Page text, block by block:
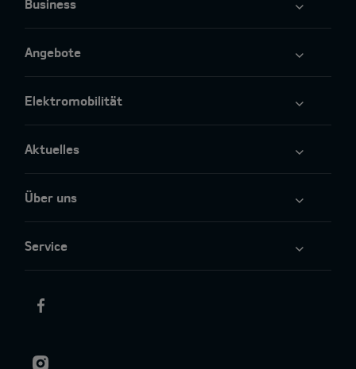
Business
Angebote
Elektromobilität
Aktuelles
Über uns
Service